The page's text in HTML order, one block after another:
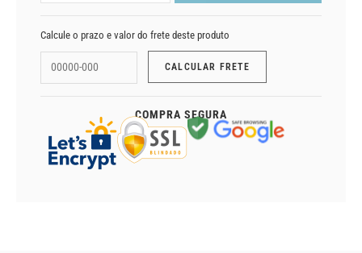
Calcule o prazo e valor do frete deste produto
COMPRA SEGURA